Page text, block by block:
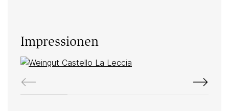
Impressionen